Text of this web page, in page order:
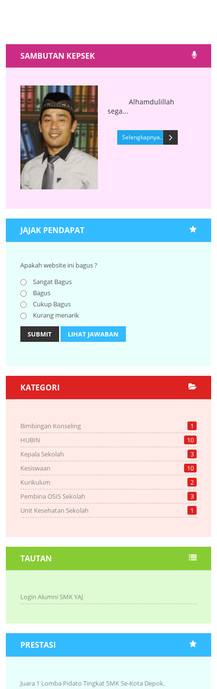
SAMBUTAN KEPSEK
Alhamdulillah
sega...
Selengkapnya..
JAJAK PENDAPAT
Apakah website ini bagus ?
Sangat Bagus
Bagus
Cukup Bagus
Kurang menarik
SUBMIT LIHAT JAWABAN
KATEGORI
Bimbingan Konseling
1
HUBIN
10
Kepala Sekolah
3
Kesiswaan
10
Kurikulum
2
Pembina OSIS Sekolah
3
Unit Kesehatan Sekolah
1
TAUTAN
Login Alumni SMK YAJ
PRESTASI
Juara 1 Lomba Pidato Tingkat SMK Se-Kota Depok,